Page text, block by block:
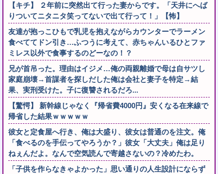
【キチ】 ２年前に突然出て行った妻からです。「天井にへば
りついてニタニタ笑ってないで出て行って！」【怖】
友達が抱っこひもで乳児を抱えながらカウンターでラーメン
食べててドン引き…ふつうに考えて、赤ちゃんいるひとファ
ミレス以外で食事するのどーなの！？
兄が首吊った。理由はイジメ…俺の両親離婚で母は自サツし
家庭崩壊→首謀者を探しだした俺は会社と妻子を特定→結
果、実刑受けた。子に復讐されるだろ...
【驚愕】 新幹線じゃなく『帰省費4000円』安くなる在来線で
帰省した結果ｗｗｗｗｗ
彼女と定食屋へ行き、俺は大盛り、彼女は普通のを注文。俺
「食べるのを手伝ってやろうか？」彼女「大丈夫」俺は足り
ねぇんだよ。なんで空気読んで寄越さないの？冷めたわ。
「子供を作らなきゃよかった」思い通りの人生設計にならず